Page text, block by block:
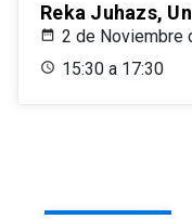
Reka Juhazs,
2 de Noviembre
15:30 a 17:30